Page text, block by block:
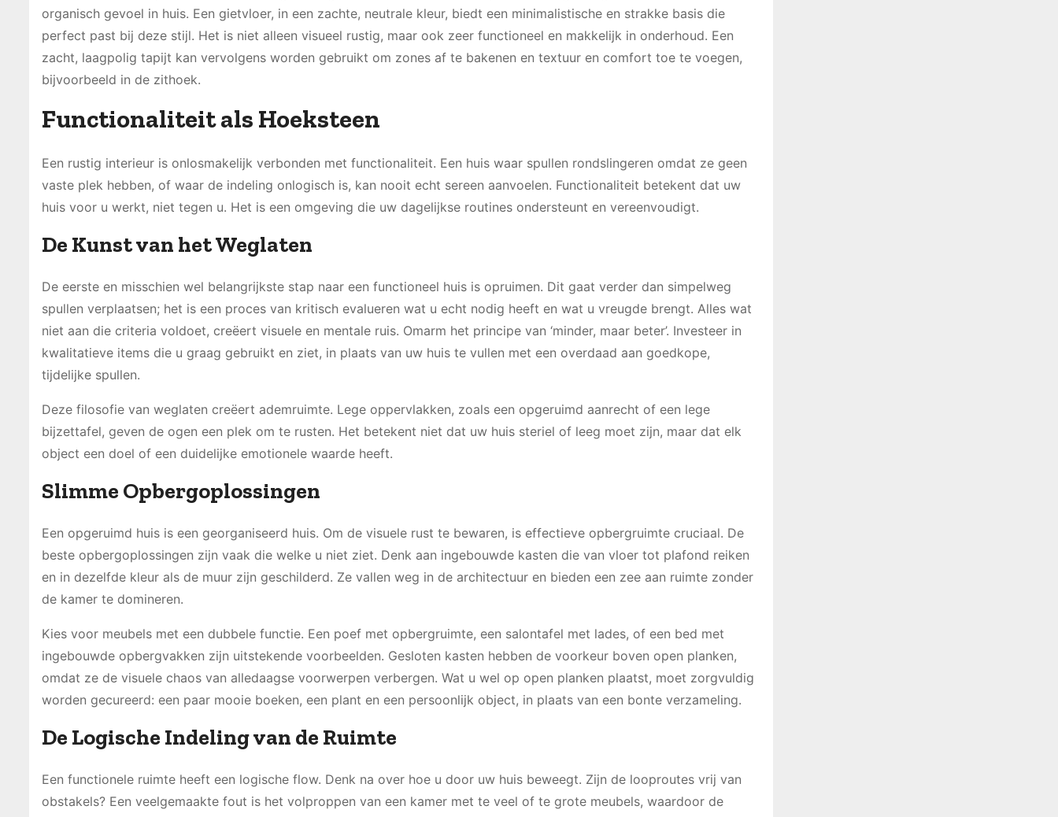
organisch gevoel in huis. Een gietvloer, in een zachte, neutrale kleur, biedt een minimalistische en strakke basis die
perfect past bij deze stijl. Het is niet alleen visueel rustig, maar ook zeer functioneel en makkelijk in onderhoud. Een
zacht, laagpolig tapijt kan vervolgens worden gebruikt om zones af te bakenen en textuur en comfort toe te voegen,
bijvoorbeeld in de zithoek.
Functionaliteit als Hoeksteen
Een rustig interieur is onlosmakelijk verbonden met functionaliteit. Een huis waar spullen rondslingeren omdat ze geen
vaste plek hebben, of waar de indeling onlogisch is, kan nooit echt sereen aanvoelen. Functionaliteit betekent dat uw
huis voor u werkt, niet tegen u. Het is een omgeving die uw dagelijkse routines ondersteunt en vereenvoudigt.
De Kunst van het Weglaten
De eerste en misschien wel belangrijkste stap naar een functioneel huis is opruimen. Dit gaat verder dan simpelweg
spullen verplaatsen; het is een proces van kritisch evalueren wat u echt nodig heeft en wat u vreugde brengt. Alles wat
niet aan die criteria voldoet, creëert visuele en mentale ruis. Omarm het principe van ‘minder, maar beter’. Investeer in
kwalitatieve items die u graag gebruikt en ziet, in plaats van uw huis te vullen met een overdaad aan goedkope,
tijdelijke spullen.
Deze filosofie van weglaten creëert ademruimte. Lege oppervlakken, zoals een opgeruimd aanrecht of een lege
bijzettafel, geven de ogen een plek om te rusten. Het betekent niet dat uw huis steriel of leeg moet zijn, maar dat elk
object een doel of een duidelijke emotionele waarde heeft.
Slimme Opbergoplossingen
Een opgeruimd huis is een georganiseerd huis. Om de visuele rust te bewaren, is effectieve opbergruimte cruciaal. De
beste opbergoplossingen zijn vaak die welke u niet ziet. Denk aan ingebouwde kasten die van vloer tot plafond reiken
en in dezelfde kleur als de muur zijn geschilderd. Ze vallen weg in de architectuur en bieden een zee aan ruimte zonder
de kamer te domineren.
Kies voor meubels met een dubbele functie. Een poef met opbergruimte, een salontafel met lades, of een bed met
ingebouwde opbergvakken zijn uitstekende voorbeelden. Gesloten kasten hebben de voorkeur boven open planken,
omdat ze de visuele chaos van alledaagse voorwerpen verbergen. Wat u wel op open planken plaatst, moet zorgvuldig
worden gecureerd: een paar mooie boeken, een plant en een persoonlijk object, in plaats van een bonte verzameling.
De Logische Indeling van de Ruimte
Een functionele ruimte heeft een logische flow. Denk na over hoe u door uw huis beweegt. Zijn de looproutes vrij van
obstakels? Een veelgemaakte fout is het volproppen van een kamer met te veel of te grote meubels, waardoor de